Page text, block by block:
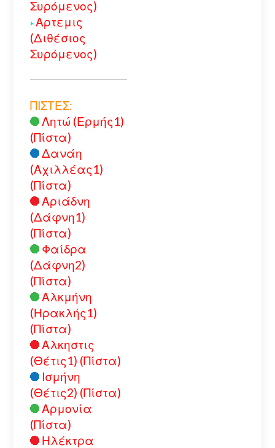
Συρόμενος)
Αρτεμις
(Διθέσιος
Συρόμενος)
ΠΙΣΤΕΣ:
Λητώ (Ερμής1)
(Πίστα)
Δανάη
(Αχιλλέας1)
(Πίστα)
Αριάδνη
(Δάφνη1)
(Πίστα)
Φαίδρα
(Δάφνη2)
(Πίστα)
Αλκμήνη
(Ηρακλής1)
(Πίστα)
Αλκηστις
(Θέτις1) (Πίστα)
Ισμήνη
(Θέτις2) (Πίστα)
Αρμονία
(Πίστα)
Ηλέκτρα